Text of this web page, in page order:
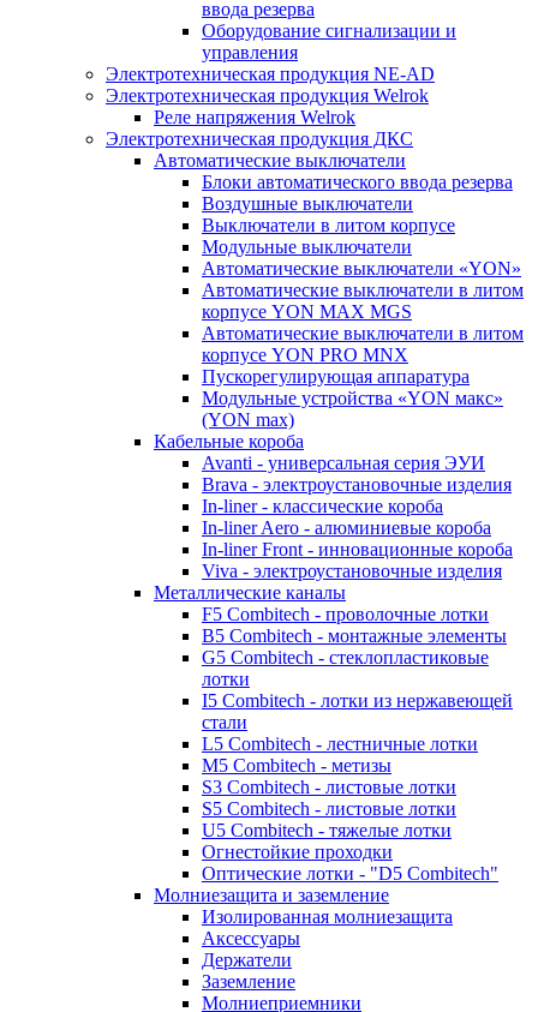
ввода резерва
Оборудование сигнализации и
управления
Электротехническая продукция NE-AD
Электротехническая продукция Welrok
Реле напряжения Welrok
Электротехническая продукция ДКС
Автоматические выключатели
Блоки автоматического ввода резерва
Воздушные выключатели
Выключатели в литом корпусе
Модульные выключатели
Автоматические выключатели «YON»
Автоматические выключатели в литом
корпусе YON MAX MGS
Автоматические выключатели в литом
корпусе YON PRO MNX
Пускорегулирующая аппаратура
Модульные устройства «YON макс»
(YON max)
Кабельные короба
Avanti - универсальная серия ЭУИ
Brava - электроустановочные изделия
In-liner - классические короба
In-liner Aero - алюминиевые короба
In-liner Front - инновационные короба
Viva - электроустановочные изделия
Металлические каналы
F5 Combitech - проволочные лотки
B5 Combitech - монтажные элементы
G5 Combitech - стеклопластиковые
лотки
I5 Combitech - лотки из нержавеющей
стали
L5 Combitech - лестничные лотки
M5 Combitech - метизы
S3 Combitech - листовые лотки
S5 Combitech - листовые лотки
U5 Combitech - тяжелые лотки
Огнестойкие проходки
Оптические лотки - "D5 Combitech"
Молниезащита и заземление
Изолированная молниезащита
Аксессуары
Держатели
Заземление
Молниеприемники